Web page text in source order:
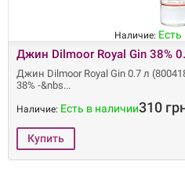
Наличие:
Джин Dilmoor Royal Gin 38%
Джин Dilmoor Royal Gin 0.7 л
38% -&nbs
Наличие: Есть в наличии310